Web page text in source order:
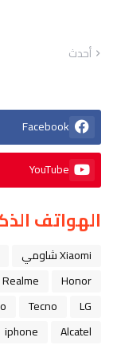
أحدث
Facebook
YouTube
الهواتف
Xiaomi شاومي
Honor
Realme
LG
Tecno
Alcatel
iphone